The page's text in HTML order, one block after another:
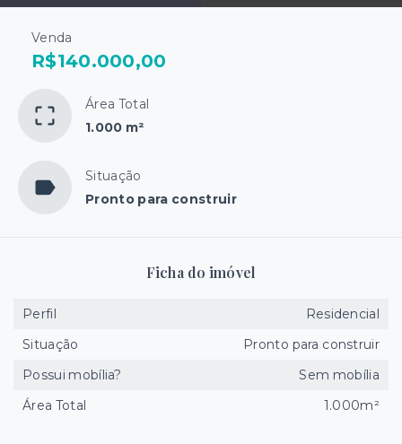
Venda
R$140.000,00
Área Total
1.000 m²
Situação
Pronto para construir
Ficha do imóvel
Perfil
Residencial
Situação
Pronto para construir
Possui mobília?
Sem mobília
Área Total
1.000m²